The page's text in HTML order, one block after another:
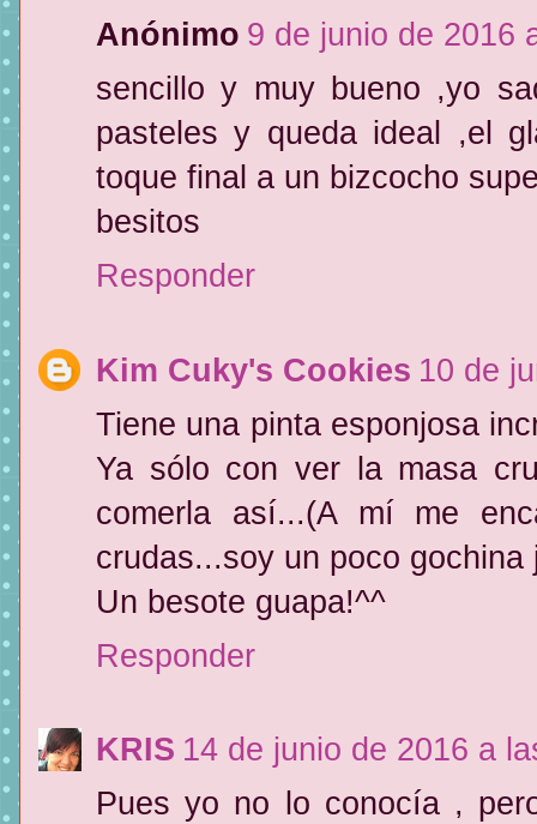
Anónimo 9 de junio de 2016
sencillo y muy bueno ,yo
pasteles y queda ideal ,el
toque final a un bizcocho
besitos
Responder
Kim Cuky's Cookies 10 de
Tiene una pinta esponjosa
Ya sólo con ver la masa
comerla así...(A mí me
crudas...soy un poco gochina
Un besote guapa!^^
Responder
KRIS 14 de junio de 2016 a
Pues yo no lo conocía ,